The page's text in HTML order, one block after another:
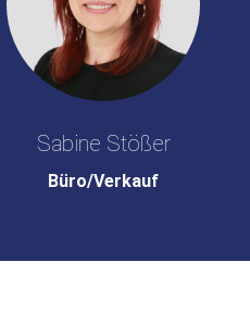
Sabine Stößer
Büro/Verkauf